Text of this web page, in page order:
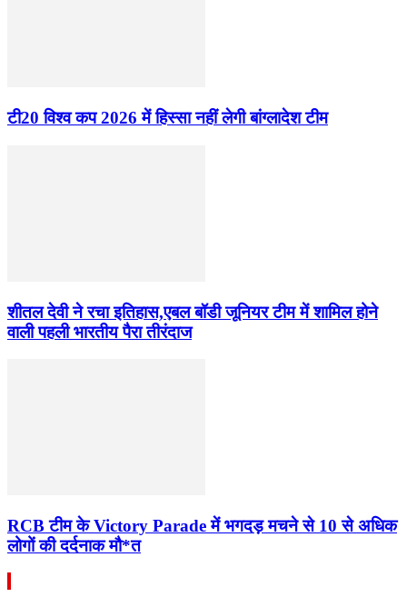
टी20 विश्व कप 2026 में हिस्सा नहीं लेगी बांग्लादेश टीम
शीतल देवी ने रचा इतिहास,एबल बॉडी जूनियर टीम में शामिल होने
वाली पहली भारतीय पैरा तीरंदाज
RCB टीम के Victory Parade में भगदड़ मचने से 10 से अधिक
लोगों की दर्दनाक मौ*त